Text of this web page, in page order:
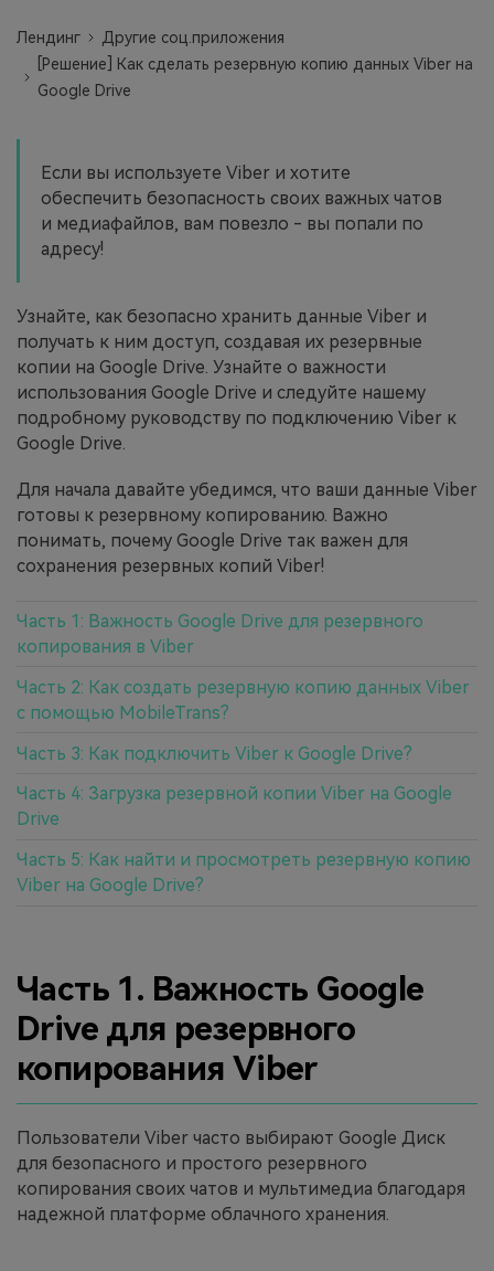
другое со смартфона на смартфон,
со смартфона на ПК и наоборот.
Создавайте резервные копии для
18+ типов данных и данных
WhatsApp на ПК. С легкостью
Перенос плейлистов
НОВИНКА
Переносите музыкальные
плейлисты с одного потокового
Приложение
Передавайте данные WhatsApp &
WhatsApp Business без сброса
Передавайте данные смартфона,
данные WhatsApp и файлы между
Лендинг
Другие соц.приложения
[Решение] Как сделать резервную копию данных Viber на
Google Drive
Если вы используете Viber и хотите
обеспечить безопасность своих важных чатов
и медиафайлов, вам повезло - вы попали по
адресу!
Узнайте, как безопасно хранить данные Viber и
получать к ним доступ, создавая их резервные
копии на Google Drive. Узнайте о важности
использования Google Drive и следуйте нашему
подробному руководству по подключению Viber к
Google Drive.
Для начала давайте убедимся, что ваши данные Viber
готовы к резервному копированию. Важно
понимать, почему Google Drive так важен для
сохранения резервных копий Viber!
Часть 1: Важность Google Drive для резервного
копирования в Viber
Часть 2: Как создать резервную копию данных Viber
с помощью MobileTrans?
Часть 3: Как подключить Viber к Google Drive?
Часть 4: Загрузка резервной копии Viber на Google
Drive
Часть 5: Как найти и просмотреть резервную копию
Viber на Google Drive?
Часть 1. Важность Google
Drive для резервного
копирования Viber
Пользователи Viber часто выбирают Google Диск
для безопасного и простого резервного
копирования своих чатов и мультимедиа благодаря
надежной платформе облачного хранения.